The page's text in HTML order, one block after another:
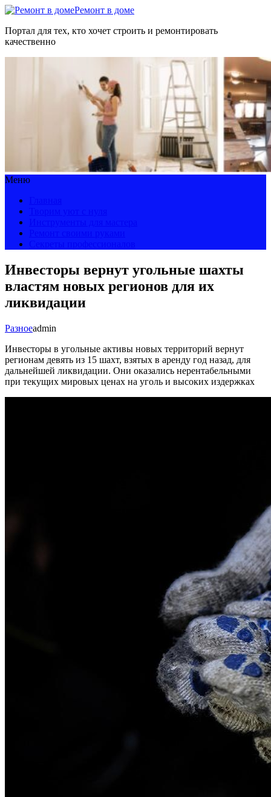
Ремонт в доме
Портал для тех, кто хочет строить и ремонтировать
качественно
Меню
Инвесторы вернут угольные шахты
властям новых регионов для их
ликвидации
Разноеadmin
Инвесторы в угольные активы новых территорий вернут
регионам девять из 15 шахт, взятых в аренду год назад, для
дальнейшей ликвидации. Они оказались нерентабельными
при текущих мировых ценах на уголь и высоких издержках